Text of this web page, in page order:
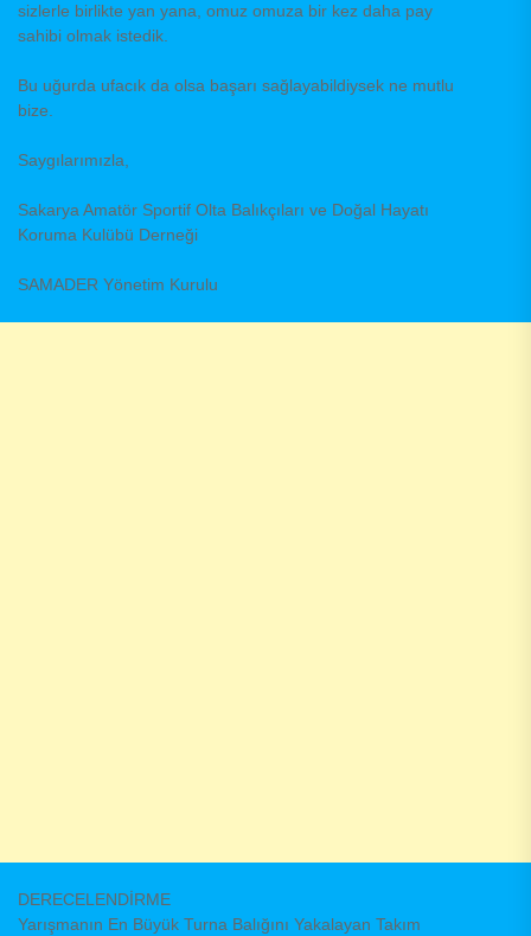
sizlerle birlikte yan yana, omuz omuza bir kez daha pay
sahibi olmak istedik.
Bu uğurda ufacık da olsa başarı sağlayabildiysek ne mutlu
bize.
Saygılarımızla,
Sakarya Amatör Sportif Olta Balıkçıları ve Doğal Hayatı
Koruma Kulübü Derneği
SAMADER Yönetim Kurulu
DERECELENDİRME
Yarışmanın En Büyük Turna Balığını Yakalayan Takım